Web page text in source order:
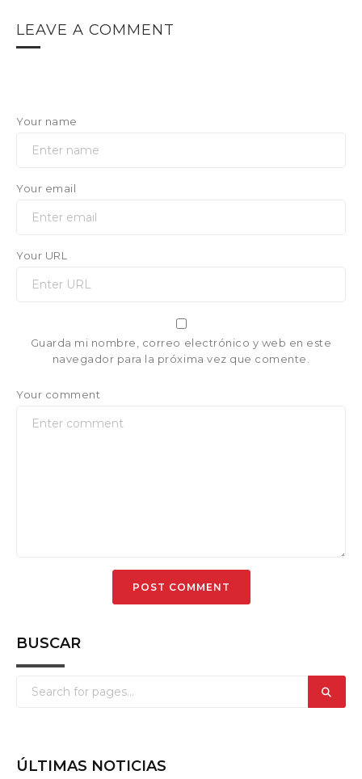
LEAVE A COMMENT
Your name
Your email
Your URL
Guarda mi nombre, correo electrónico y web en este
navegador para la próxima vez que comente.
Your comment
BUSCAR
ÚLTIMAS NOTICIAS